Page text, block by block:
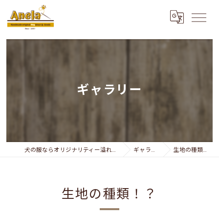
ギャラリー
犬の服ならオリジナリティー溢れるAnela ギャラリー 生地の種類！？
生地の種類！？